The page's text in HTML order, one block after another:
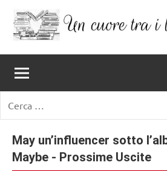
contenuto
Un
Cuore
Tra
I
Libri
romanzi
romance
e
non
solo.
Recensioni,
anteprime,
per:
May un’influencer sotto
Maybe - Prossime Uscite